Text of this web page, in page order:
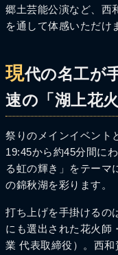
郷土芸能公演など、西
を通して体感いただけ
現代の名工が
速の「湖上花火
祭りのメインイベント
19:45から約45分間に
る虹の輝き」をテーマ
の錦秋湖を彩ります。
打ち上げを手掛けるの
にも選出された花火師
業 代表取締役）。西